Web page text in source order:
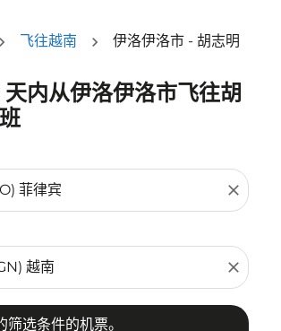
飞往越南 伊洛伊洛市 - 胡志明
内从伊洛伊洛市飞往胡
close
close
选条件的机票。
选条件的机票。请调整您的筛选条件。